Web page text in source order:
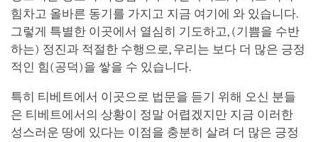
힘차고 올바른 동기를 가지고 지금 여기에 와 있습니다.
그렇게 특별한 이곳에서 열심히 기도하고, (기쁨을 수반
하는) 정진과 적절한 수행으로, 우리는 보다 더 많은 긍정
적인 힘(공덕)을 쌓을 수 있습니다.
특히 티베트에서 이곳으로 법문을 듣기 위해 오신 분들
은 티베트에서의 상황이 정말 어렵겠지만 지금 이러한
성스러운 땅에 있다는 이점을 충분히 살려 더 많은 긍정